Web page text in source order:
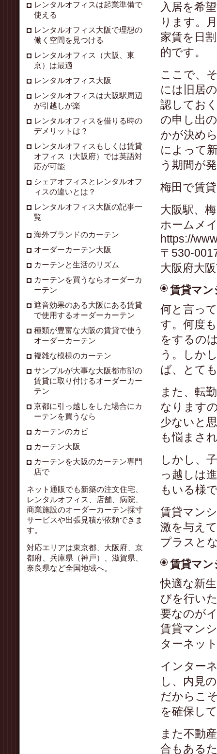
入居を希
ります。
家賃を日
的です。
ここで、
には旧居
認してお
の申し出
かが決め
によって
う期間が
梅田で賃
大阪駅、
ホームメ
https://
〒530-
大阪府大
賃貸マン
何と言っ
す。何度
をするの
う。しか
ば、とて
また、転
なります
少ないと
も悩まさ
しかし、
っ越しは
もいる様
賃貸マン
激を与え
プラスと
賃貸マン
快適な新
びを行い
要なのが
賃貸マン
ターネッ
インター
し、内見
だからこ
を確保し
また不動
合もある
レンタルオフィスは起業準備で
使える
レンタルオフィス大阪で理想の
働く空間を見つける
レンタルオフィス（大阪、東
京）は最適
レンタルオフィス大阪
レンタルオフィスは大阪駅周辺
が引越しが楽
レンタルオフィスを借りる時の
デメリットは？
レンタルオフィスもしくは賃貸
オフィス（大阪府）では英語対
応が可能
シェアオフィスとレンタルオフ
ィスの違いとは？
レンタルオフィス大阪の記事一
覧
海外ブランドのカーテン
オーダーカーテン大阪
カーテンと生活のリズム
カーテンを買うならオーダーカ
ーテン
遮音効果のある大阪にある賃貸
で使用するオーダーカーテン
種類が豊富な大阪の賃貸で使う
オーダーカーテン
複雑な模様のカーテン
サンプルが大事な大阪都市部の
賃貸に取り付けるオーダーカー
テン
京都に引っ越しをした場合にカ
ーテンを買うなら
カーテンのカビ
カーテン大阪
カーテンを大阪のカーテン専門
店で
ネット通販でも新築の注文住宅、
レンタルオフィス、店舗、病院、
商業施設のオーダーカーテン採寸
サービスや出張見積が依頼できま
す。
対応エリアは東京都、大阪府、京
都府、兵庫県（神戸）、滋賀県、
奈良県など全国地域へ。